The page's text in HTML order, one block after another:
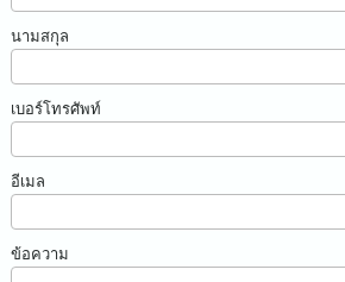
นามสกุล
เบอร์โทรศัพท์
อีเมล
ข้อความ